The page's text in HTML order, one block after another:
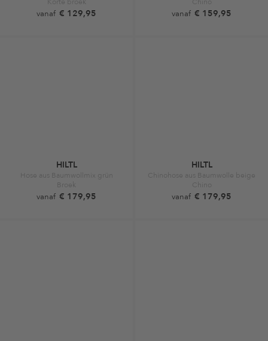
vanaf € 129,95 vanaf € 159,95
HILTL
Hose aus Baumwollmix grün
Broek
vanaf € 179,95
HILTL
Chinohose aus Baumwolle beige
Chino
vanaf € 179,95